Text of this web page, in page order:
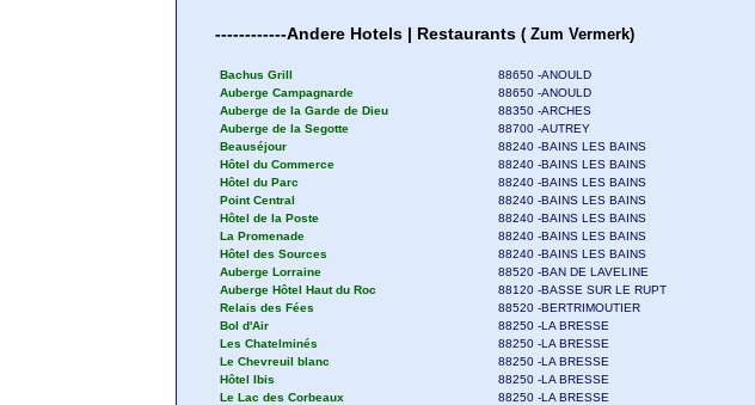
------------Andere Hotels | Restaurants ( Zum Vermerk)
Bachus Grill
88650 -ANOULD
Auberge Campagnarde
88650 -ANOULD
Auberge de la Garde de Dieu
88350 -ARCHES
Auberge de la Segotte
88700 -AUTREY
Beauséjour
88240 -BAINS LES BAINS
Hôtel du Commerce
88240 -BAINS LES BAINS
Hôtel du Parc
88240 -BAINS LES BAINS
Point Central
88240 -BAINS LES BAINS
Hôtel de la Poste
88240 -BAINS LES BAINS
La Promenade
88240 -BAINS LES BAINS
Hôtel des Sources
88240 -BAINS LES BAINS
Auberge Lorraine
88520 -BAN DE LAVELINE
Auberge Hôtel Haut du Roc
88120 -BASSE SUR LE RUPT
Relais des Fées
88520 -BERTRIMOUTIER
Bol d'Air
88250 -LA BRESSE
Les Chatelminés
88250 -LA BRESSE
Le Chevreuil blanc
88250 -LA BRESSE
Hôtel Ibis
88250 -LA BRESSE
Le Lac des Corbeaux
88250 -LA BRESSE